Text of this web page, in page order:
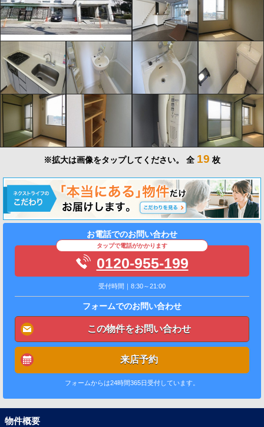
※拡大は画像をタップしてください。 全 19 枚
お電話でのお問い合わせ
タップで電話がかかります
0120-955-199
受付時間｜8:30～21:00
フォームでのお問い合わせ
この物件をお問い合わせ
来店予約
フォームからは24時間365日受付しています。
物件概要